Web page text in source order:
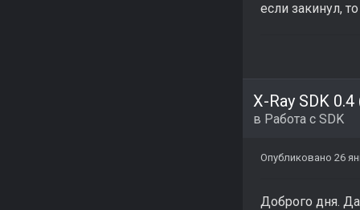
если закинул,
X-Ray SDK 0.4
в Работа с SDK
Опубликовано 26
Доброго дня.